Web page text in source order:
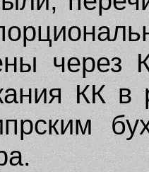
через
КК в